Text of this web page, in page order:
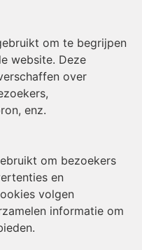
om te begrijpen
website. Deze
over
enz.
om bezoekers
en
volgen
informatie om